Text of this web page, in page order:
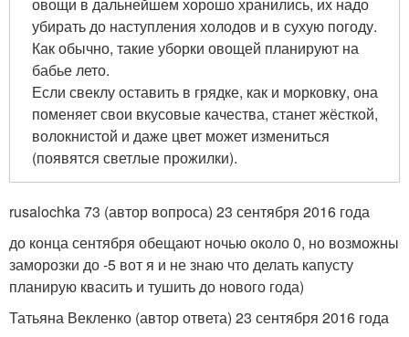
убирать до наступления холодов и в сухую погоду.
Как обычно, такие уборки овощей планируют на
бабье лето.
Если свеклу оставить в грядке, как и морковку, она
поменяет свои вкусовые качества, станет жёсткой,
волокнистой и даже цвет может измениться
(появятся светлые прожилки).
rusalochka 73 (автор вопроса) 23 сентября 2016 года
до конца сентября обещают ночью около 0, но возможны
заморозки до -5 вот я и не знаю что делать капусту
планирую квасить и тушить до нового года)
Татьяна Векленко (автор ответа) 23 сентября 2016 года